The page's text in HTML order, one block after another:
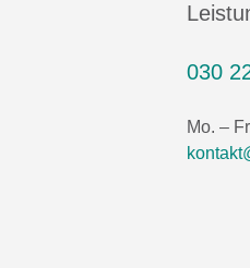
030
Mo. –